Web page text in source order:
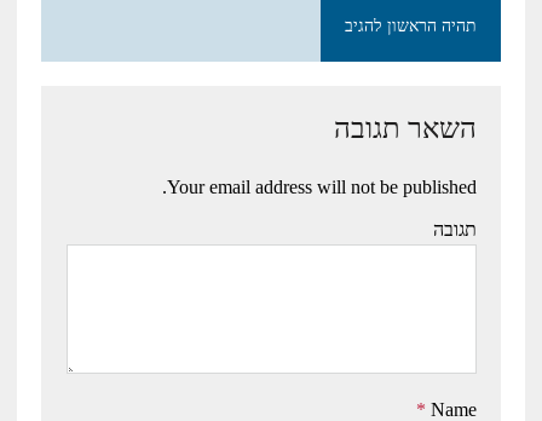
תהיה הראשון להגיב
השאר תגובה
Your email address will not be published.
תגובה
Name
*